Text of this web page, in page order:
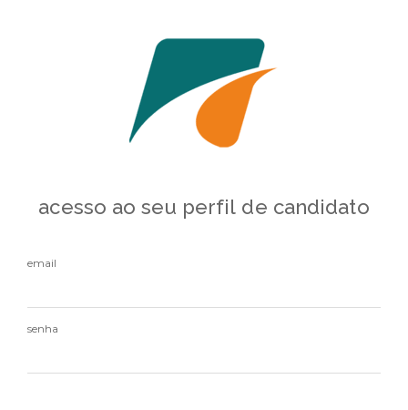
acesso ao seu perfil de candidato
email
senha